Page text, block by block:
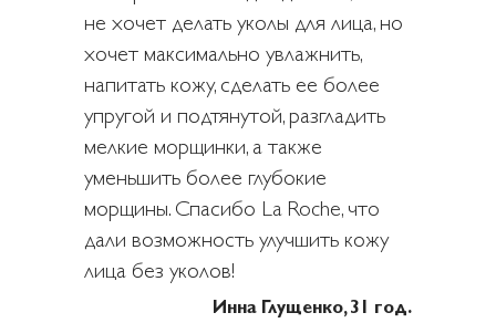
не хочет делать уколы для лица, но
хочет максимально увлажнить,
напитать кожу, сделать ее более
упругой и подтянутой, разгладить
мелкие морщинки, а также
уменьшить более глубокие
морщины. Спасибо La Roche, что
дали возможность улучшить кожу
лица без уколов!
Инна Глущенко, 31 год.